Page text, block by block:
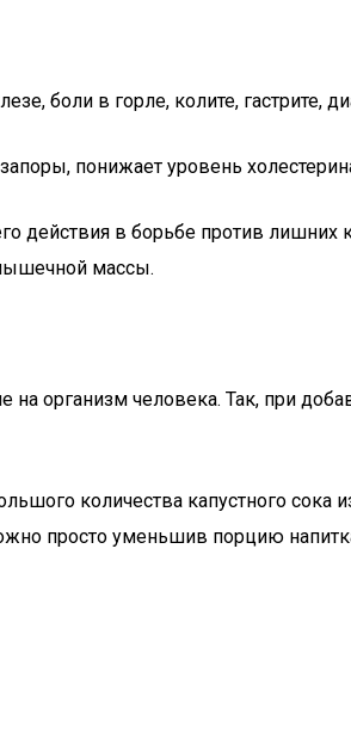
боли в горле, колите, гастрите,
понижает уровень
действия в борьбе против
массы.
организм человека. Так, при
количества капустного сока
просто уменьшив порцию